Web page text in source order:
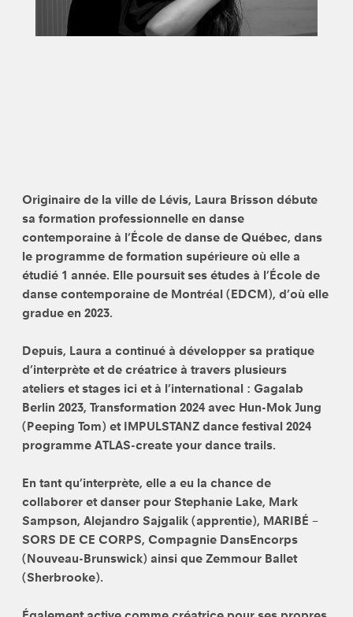
Originaire de la ville de Lévis, Laura Brisson débute
sa formation professionnelle en danse
contemporaine à l’École de danse de Québec, dans
le programme de formation supérieure où elle a
étudié 1 année. Elle poursuit ses études à l’École de
danse contemporaine de Montréal (EDCM), d’où elle
gradue en 2023.
Depuis, Laura a continué à développer sa pratique
d’interprète et de créatrice à travers plusieurs
ateliers et stages ici et à l’international : Gagalab
Berlin 2023, Transformation 2024 avec Hun-Mok Jung
(Peeping Tom) et IMPULSTANZ dance festival 2024
programme ATLAS-create your dance trails.
En tant qu’interprète, elle a eu la chance de
collaborer et danser pour Stephanie Lake, Mark
Sampson, Alejandro Sajgalik (apprentie), MARIBÉ –
SORS DE CE CORPS, Compagnie DansEncorps
(Nouveau-Brunswick) ainsi que Zemmour Ballet
(Sherbrooke).